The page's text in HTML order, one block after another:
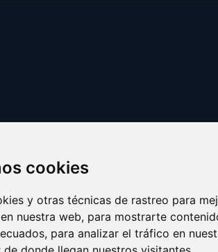
cookies
y otras técnicas de rastreo para
nuestra web, para mostrarte
para analizar el tráfico en